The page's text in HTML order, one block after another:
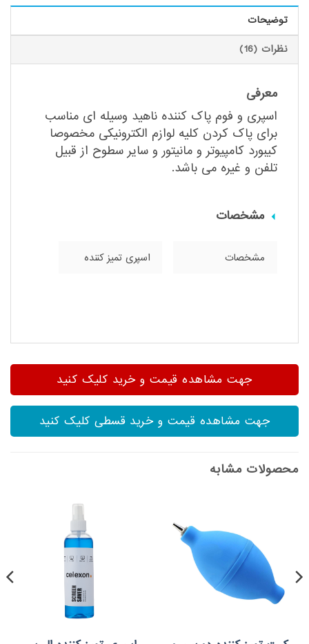
توضیحات
نظرات (16)
معرفی
اسپری و فوم پاک کننده ناهید وسیله ای مناسب
برای پاک کردن کلیه لوازم الکترونیکی مخصوصا
کیبورد کامپیوتر و مانیتور و سایر سطوح از قبیل
تلفن و غیره می باشد.
مشخصات
مشخصات اسپری تمیز کننده
جهت مشاهده قیمت و خرید کلیک کنید
جهت مشاهده قیمت و خرید قسطی کلیک کنید
محصولات مشابه